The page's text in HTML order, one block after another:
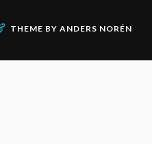
THEME BY ANDERS NORÉN